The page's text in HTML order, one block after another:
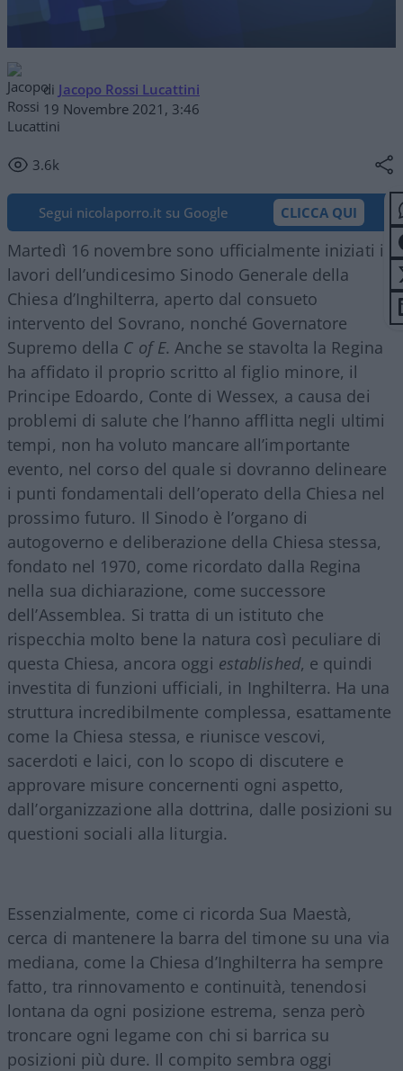
di Jacopo Rossi Lucattini
19 Novembre 2021, 3:46
3.6k
Segui nicolaporro.it su Google CLICCA QUI
Martedì 16 novembre sono ufficialmente iniziati i
lavori dell’undicesimo Sinodo Generale della
Chiesa d’Inghilterra, aperto dal consueto
intervento del Sovrano, nonché Governatore
Supremo della C of E. Anche se stavolta la Regina
ha affidato il proprio scritto al figlio minore, il
Principe Edoardo, Conte di Wessex, a causa dei
problemi di salute che l’hanno afflitta negli ultimi
tempi, non ha voluto mancare all’importante
evento, nel corso del quale si dovranno delineare
i punti fondamentali dell’operato della Chiesa nel
prossimo futuro. Il Sinodo è l’organo di
autogoverno e deliberazione della Chiesa stessa,
fondato nel 1970, come ricordato dalla Regina
nella sua dichiarazione, come successore
dell’Assemblea. Si tratta di un istituto che
rispecchia molto bene la natura così peculiare di
questa Chiesa, ancora oggi established, e quindi
investita di funzioni ufficiali, in Inghilterra. Ha una
struttura incredibilmente complessa, esattamente
come la Chiesa stessa, e riunisce vescovi,
sacerdoti e laici, con lo scopo di discutere e
approvare misure concernenti ogni aspetto,
dall’organizzazione alla dottrina, dalle posizioni su
questioni sociali alla liturgia.
Essenzialmente, come ci ricorda Sua Maestà,
cerca di mantenere la barra del timone su una via
mediana, come la Chiesa d’Inghilterra ha sempre
fatto, tra rinnovamento e continuità, tenendosi
lontana da ogni posizione estrema, senza però
troncare ogni legame con chi si barrica su
posizioni più dure. Il compito sembra oggi